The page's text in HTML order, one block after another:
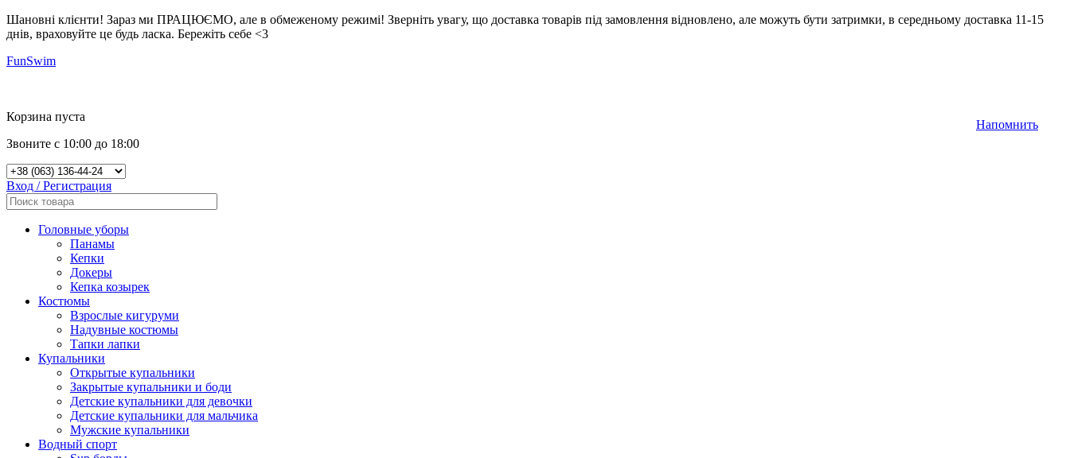
Шановні клієнти! Зараз ми ПРАЦЮЄМО, але в обмеженому режимі! Зверніть увагу, що доставка товарів під замовлення відновлено, але можуть бути затримки, в середньому доставка 11-15
днів, враховуйте це будь ласка. Бережіть себе <3
FunSwim
Корзина пуста
Звоните с 10:00 до 18:00
Вход / Регистрация
Головные уборы
Панамы
Кепки
Докеры
Кепка козырек
Костюмы
Взрослые кигуруми
Надувные костюмы
Тапки лапки
Купальники
Открытые купальники
Закрытые купальники и боди
Детские купальники для девочки
Детские купальники для мальчика
Мужские купальники
Водный спорт
Напомнить